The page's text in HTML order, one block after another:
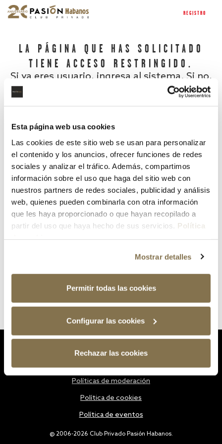
Esta página web usa cookies
Las cookies de este sitio web se usan para personalizar
el contenido y los anuncios, ofrecer funciones de redes
sociales y analizar el tráfico. Además, compartimos
información sobre el uso que haga del sitio web con
nuestros partners de redes sociales, publicidad y análisis
web, quienes pueden combinarla con otra información
que les haya proporcionado o que hayan recopilado a
partir del uso que haya hecho de sus servicios. Política
Mostrar detalles
Permitir todas las cookies
Configurar las cookies
Rechazar las cookies
REGISTRO
LA PÁGINA QUE HAS SOLICITADO
TIENE ACCESO RESTRINGIDO.
Si ya eres usuario, ingresa al sistema. Si no,
¿Has olvidado tu contraseña?
@ 2006-2026 Club Privado Pasión Habanos.
Políticas de moderación
Política de cookies
Política de eventos